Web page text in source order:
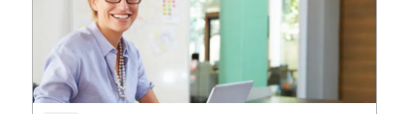
modèle économique de votre activité. L’étude de
marché pour devenir piscinier […]